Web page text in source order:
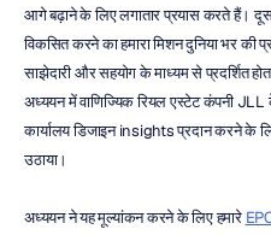
आगे बढ़ाने के लिए लगातार प्रयास करते हैं।
विकसित करने का हमारा मिशन दुनिया भर की
साझेदारी और सहयोग के माध्यम से प्रदर्शित
अध्ययन में वाणिज्यिक रियल एस्टेट कंपनी JLL
कार्यालय डिजाइन insights प्रदान करने के
उठाया।
अध्ययन ने यह मूल्यांकन करने के लिए हमारे